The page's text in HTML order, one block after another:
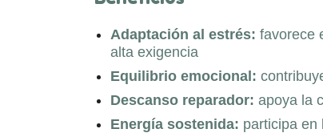
Adaptación al estrés: favorece
alta exigencia
Equilibrio emocional:
Descanso reparador: apoya la
Energía sostenida: participa en